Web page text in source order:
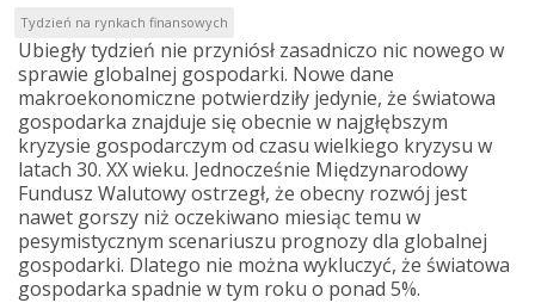
Tydzień na rynkach finansowych
Ubiegły tydzień nie przyniósł zasadniczo nic nowego w
sprawie globalnej gospodarki. Nowe dane
makroekonomiczne potwierdziły jedynie, że światowa
gospodarka znajduje się obecnie w najgłębszym
kryzysie gospodarczym od czasu wielkiego kryzysu w
latach 30. XX wieku. Jednocześnie Międzynarodowy
Fundusz Walutowy ostrzegł, że obecny rozwój jest
nawet gorszy niż oczekiwano miesiąc temu w
pesymistycznym scenariuszu prognozy dla globalnej
gospodarki. Dlatego nie można wykluczyć, że światowa
gospodarka spadnie w tym roku o ponad 5%.